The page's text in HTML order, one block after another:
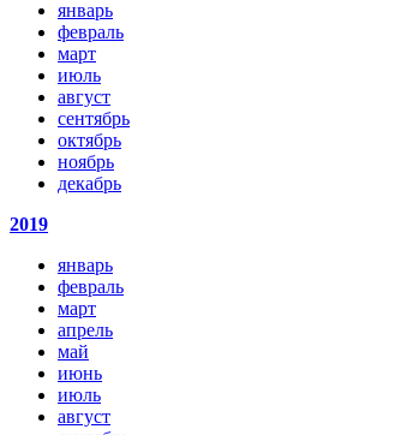
январь
февраль
март
июль
август
сентябрь
октябрь
ноябрь
декабрь
2019
январь
февраль
март
апрель
май
июнь
июль
август